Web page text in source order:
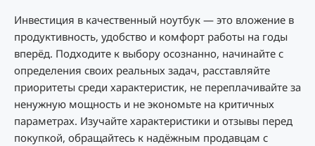
Инвестиция в качественный ноутбук — это вложение в
продуктивность, удобство и комфорт работы на годы
вперёд. Подходите к выбору осознанно, начинайте с
определения своих реальных задач, расставляйте
приоритеты среди характеристик, не переплачивайте за
ненужную мощность и не экономьте на критичных
параметрах. Изучайте характеристики и отзывы перед
покупкой, обращайтесь к надёжным продавцам с